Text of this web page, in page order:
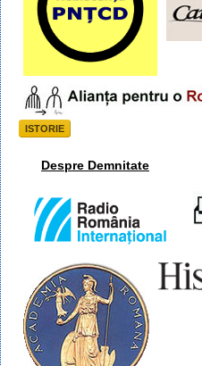
ISTORIE
Despre Demnitate